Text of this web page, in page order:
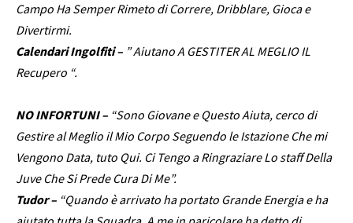
Campo Ha Semper Rimeto di Correre, Dribblare, Gioca e
Divertirmi.
Calendari Ingolfiti – ” Aiutano A GESTITER AL MEGLIO IL
Recupero “.
NO INFORTUNI – “Sono Giovane e Questo Aiuta, cerco di
Gestire al Meglio il Mio Corpo Seguendo le Istazione Che mi
Vengono Data, tuto Qui. Ci Tengo a Ringraziare Lo staff Della
Juve Che Si Prede Cura Di Me”.
Tudor – “Quando è arrivato ha portato Grande Energia e ha